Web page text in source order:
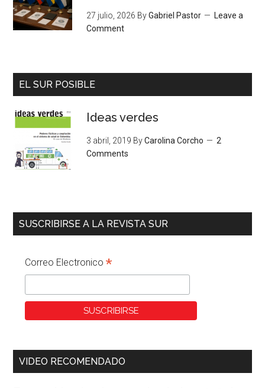
27 julio, 2026 ByGabriel Pastor
Leave a
Comment
EL SUR POSIBLE
Ideas verdes
3 abril, 2019 ByCarolina Corcho
2
Comments
SUSCRIBIRSE A LA REVISTA SUR
Correo Electronico*
VIDEO RECOMENDADO